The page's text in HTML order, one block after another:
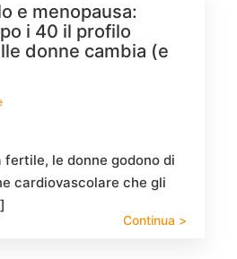
e menopausa:
i 40 il profilo
donne cambia (e
fertile, le donne godono di
cardiovascolare che gli
Continua >